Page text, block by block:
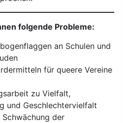
folgende Probleme:
an Schulen und
für queere Vereine
zu Vielfalt,
und Geschlechtervielfalt
der